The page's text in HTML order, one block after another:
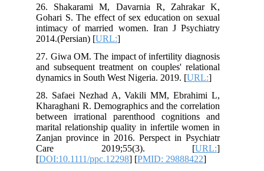
26. Shakarami M, Davarnia R, Zahrakar K,
Gohari S. The effect of sex education on sexual
intimacy of married women. Iran J Psychiatry
2014.(Persian) [URL:
27. Giwa OM. The impact of infertility diagnosis
and subsequent treatment on couples' relational
dynamics in South West Nigeria. 2019. [URL:
28. Safaei Nezhad A, Vakili MM, Ebrahimi L,
Kharaghani R. Demographics and the correlation
between irrational parenthood cognitions and
marital relationship quality in infertile women in
Zanjan province in 2016. Perspect in Psychiatr
Care 2019;55(3). [URL:
[DOI:10.1111/ppc.12298] [PMID: 29888422